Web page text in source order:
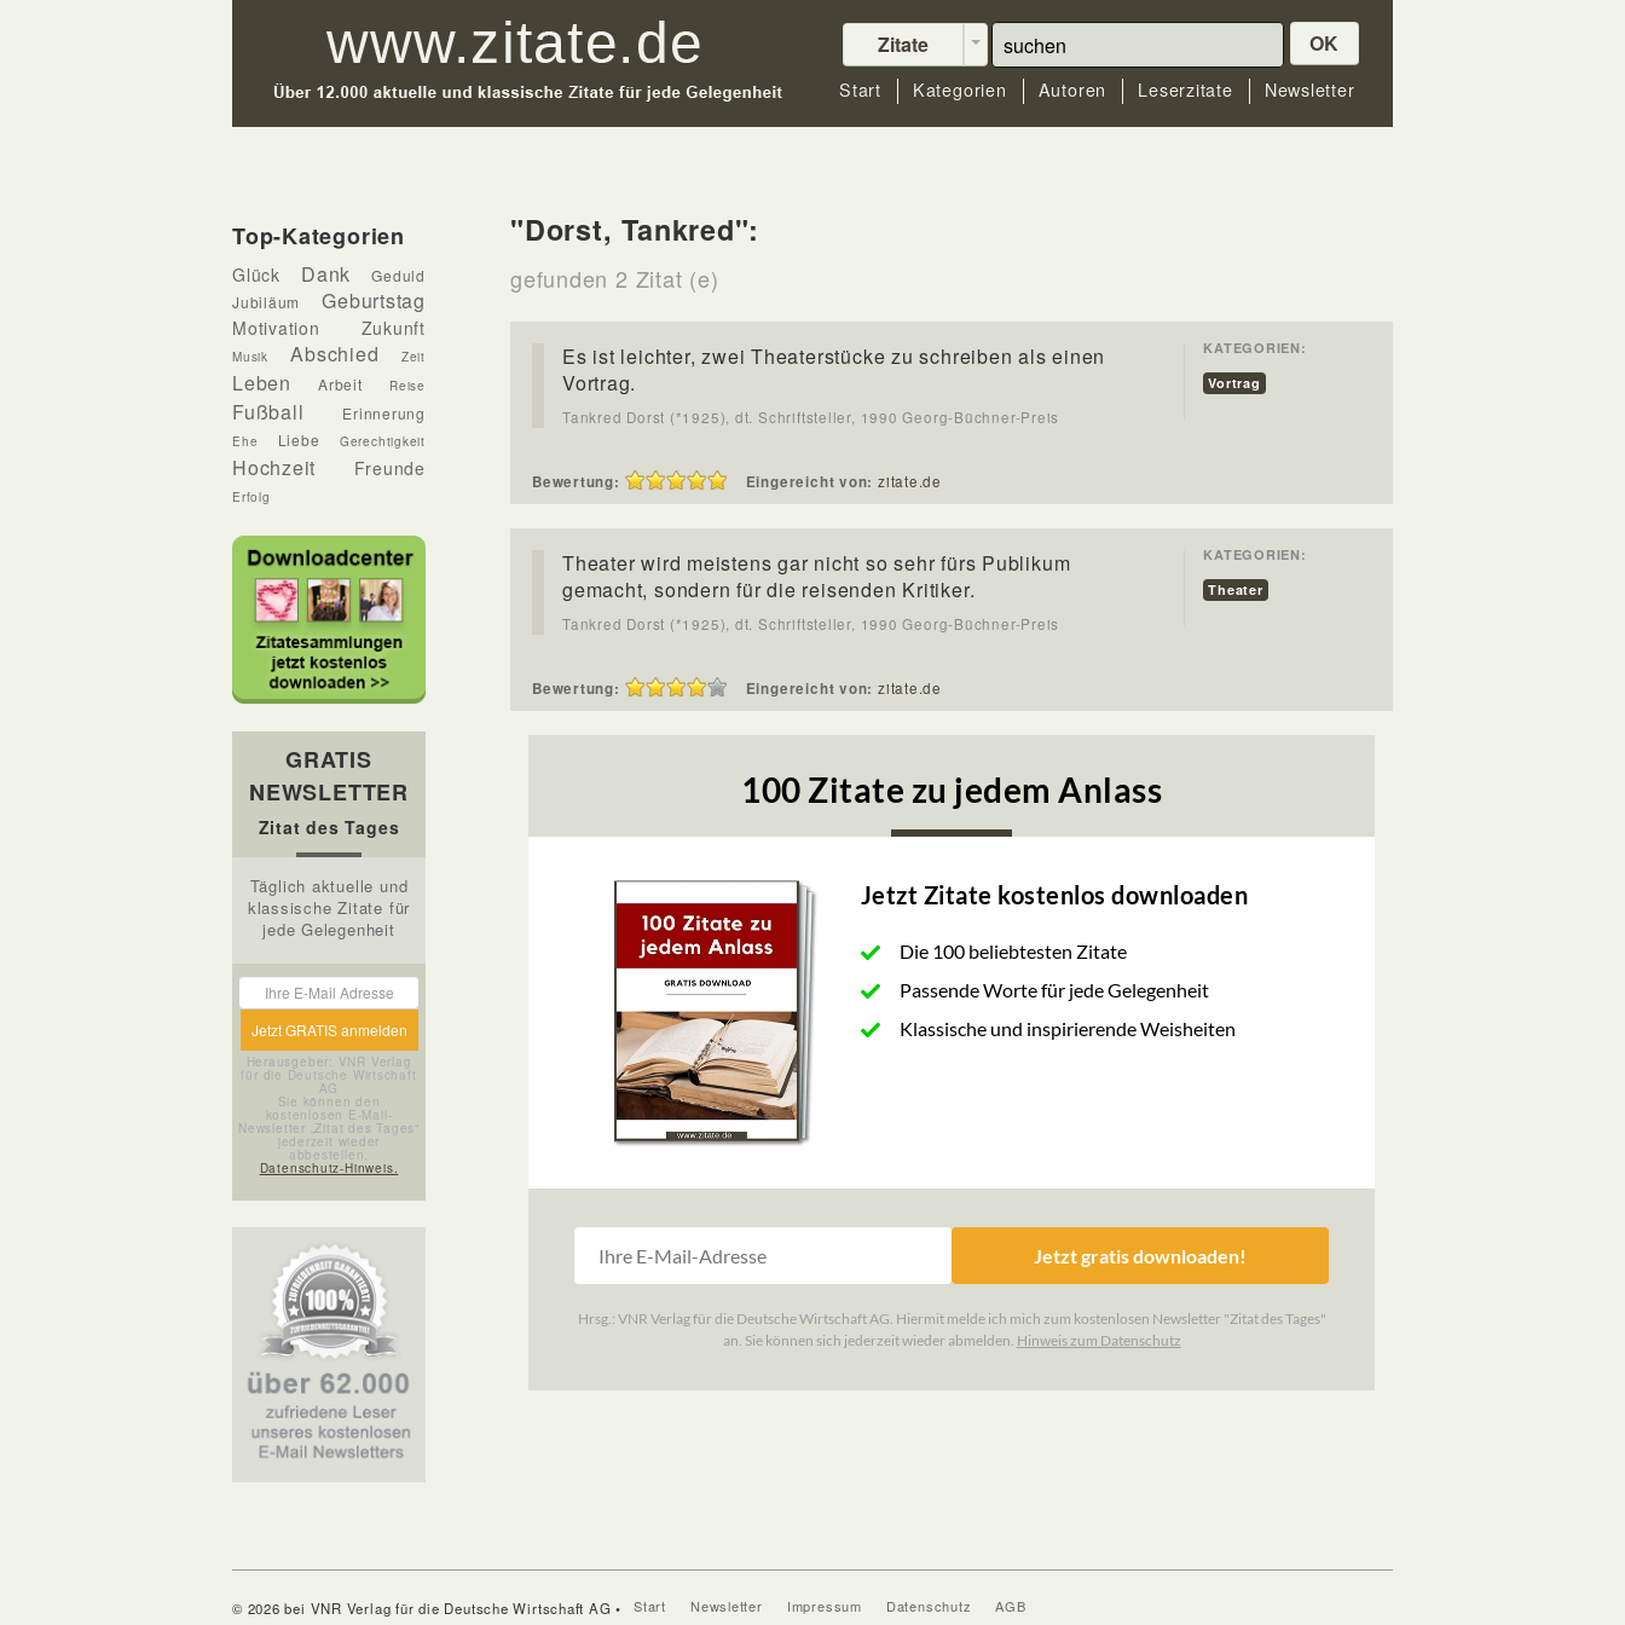
Zitate OK
Start Kategorien Autoren Leserzitate Newsletter
Top-Kategorien
Glück Dank
Geduld
Jubiläum
Geburtstag
Motivation Zukunft
Musik Abschied Zeit
Leben Arbeit Reise
Fußball Erinnerung
Ehe Liebe Gerechtigkeit
Hochzeit Freunde
Erfolg
GRATIS
NEWSLETTER
Zitat des Tages
Täglich aktuelle und
klassische Zitate für
jede Gelegenheit
Herausgeber: VNR Verlag
für die Deutsche Wirtschaft
AG
Sie können den
kostenlosen E-Mail-
Newsletter „Zitat des Tages“
jederzeit wieder
abbestellen.
Datenschutz-Hinweis.
"Dorst, Tankred":
gefunden 2 Zitat (e)
Es ist leichter, zwei Theaterstücke zu schreiben als einen
Vortrag.
Tankred Dorst (*1925), dt. Schriftsteller, 1990 Georg-Büchner-Preis
KATEGORIEN:
Vortrag
Bewertung: Eingereicht von: zitate.de
Theater wird meistens gar nicht so sehr fürs Publikum
gemacht, sondern für die reisenden Kritiker.
Tankred Dorst (*1925), dt. Schriftsteller, 1990 Georg-Büchner-Preis
KATEGORIEN:
Theater
Bewertung: Eingereicht von: zitate.de
© 2026 bei VNR Verlag für die Deutsche Wirtschaft AG • Start Newsletter Impressum Datenschutz AGB